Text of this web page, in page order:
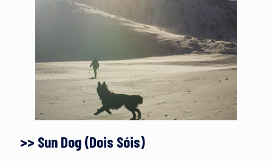
>> Sun Dog (Dois Sóis)